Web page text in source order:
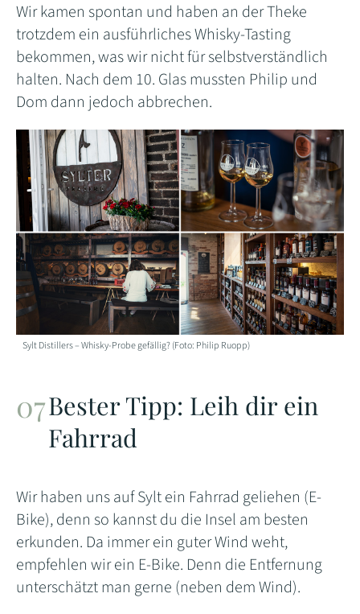
Wir kamen spontan und haben an der Theke
trotzdem ein ausführliches Whisky-Tasting
bekommen, was wir nicht für selbstverständlich
halten. Nach dem 10. Glas mussten Philip und
Dom dann jedoch abbrechen.
Sylt Distillers – Whisky-Probe gefällig? (Foto: Philip Ruopp)
Bester Tipp: Leih dir ein
Fahrrad
Wir haben uns auf Sylt ein Fahrrad geliehen (E-
Bike), denn so kannst du die Insel am besten
erkunden. Da immer ein guter Wind weht,
empfehlen wir ein E-Bike. Denn die Entfernung
unterschätzt man gerne (neben dem Wind).